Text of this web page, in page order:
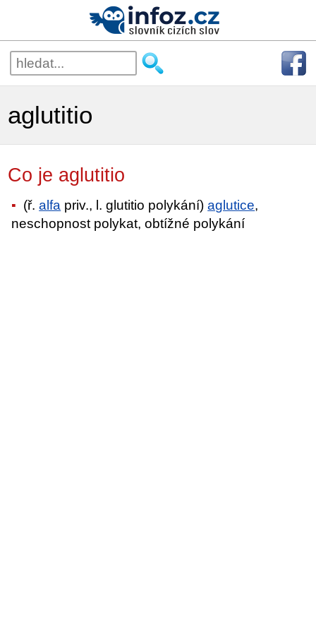
aglutitio
Co je aglutitio
(ř.alfa priv., l. glutitio polykání)aglutice,
neschopnost polykat, obtížné polykání